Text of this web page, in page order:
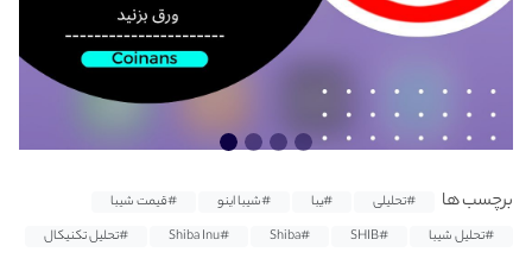
برچسب ها #تحلیلی #َیبا #شیبا اینو
#قیمت شیبا
#تحلیل شیبا
#SHIB
#Shiba
#Shiba Inu #تحلیل تکنیکال